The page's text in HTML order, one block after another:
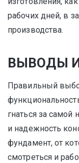
рабочих дней, в
производства.
ВЫВОДЫ
Правильный
гнаться за самой
и надежность
фундамент, от
смотреться и